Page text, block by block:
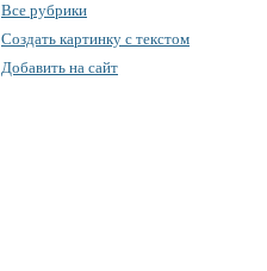
Все рубрики
Создать картинку с текстом
Добавить на сайт